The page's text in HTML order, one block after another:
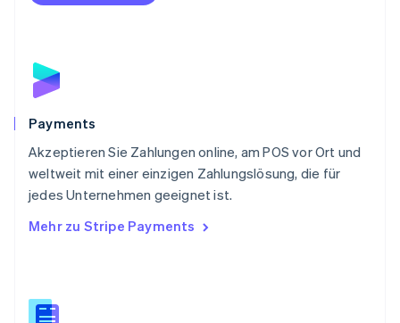
Payments
Akzeptieren Sie Zahlungen online, am POS vor Ort und
weltweit mit einer einzigen Zahlungslösung, die für
jedes Unternehmen geeignet ist.
Mehr zu Stripe Payments
Portugal
Schweden
Schweiz
Singapur
English简体中文
Slowakei
Slowenien
English